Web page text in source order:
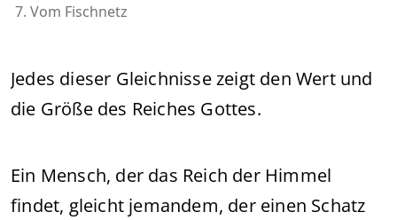
Vom Fischnetz
Jedes dieser Gleichnisse zeigt den Wert und
die Größe des Reiches Gottes.
Ein Mensch, der das Reich der Himmel
findet, gleicht jemandem, der einen Schatz